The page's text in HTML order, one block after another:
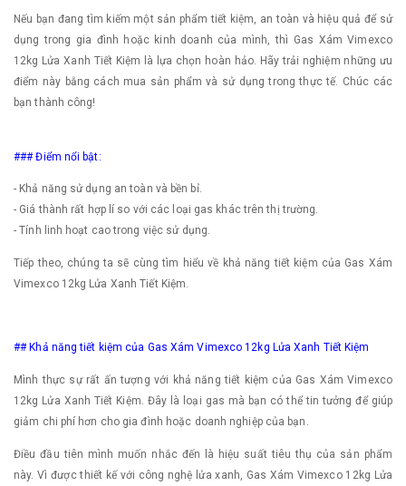
Nếu bạn đang tìm kiếm một sản phẩm tiết kiệm, an toàn và hiệu quả để sử
dụng trong gia đình hoặc kinh doanh của mình, thì Gas Xám Vimexco
12kg Lửa Xanh Tiết Kiệm là lựa chọn hoàn hảo. Hãy trải nghiệm những ưu
điểm này bằng cách mua sản phẩm và sử dụng trong thực tế. Chúc các
bạn thành công!
### Điểm nổi bật:
- Khả năng sử dụng an toàn và bền bỉ.
- Giá thành rất hợp lí so với các loại gas khác trên thị trường.
- Tính linh hoạt cao trong việc sử dụng.
Tiếp theo, chúng ta sẽ cùng tìm hiểu về khả năng tiết kiệm của Gas Xám
Vimexco 12kg Lửa Xanh Tiết Kiệm.
## Khả năng tiết kiệm của Gas Xám Vimexco 12kg Lửa Xanh Tiết Kiệm
Mình thực sự rất ấn tượng với khả năng tiết kiệm của Gas Xám Vimexco
12kg Lửa Xanh Tiết Kiệm. Đây là loại gas mà bạn có thể tin tưởng để giúp
giảm chi phí hơn cho gia đình hoặc doanh nghiệp của bạn.
Điều đầu tiên mình muốn nhắc đến là hiệu suất tiêu thụ của sản phẩm
này. Vì được thiết kế với công nghệ lửa xanh, Gas Xám Vimexco 12kg Lửa